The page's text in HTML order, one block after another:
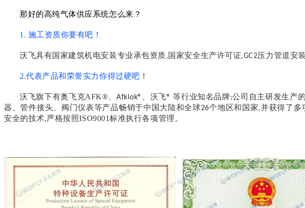
那好的高纯气体供应系统怎么来？
1. 施工资质你要有吧！
沃飞具有国家建筑机电安装专业承包资质,国家安全生产许可证,GC2压力管道安
2.代表产品和荣誉实力你得过硬吧 ！
沃飞旗下有奥飞克AFK® 、Afklok® 、沃飞® 等行业知名品牌;公司自主研发生产
器、管件接头、阀门仪表等产品畅销于中国大陆和全球26个地区和国家,并获得了多
安全的技术,严格按照ISO9001标准执行各项管理。